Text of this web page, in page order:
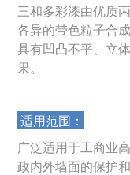
三和多彩漆由优质
各异的带色粒子合
具有凹凸不平、立
果。
适用范围：
广泛适用于工商业
政内外墙面的保护和